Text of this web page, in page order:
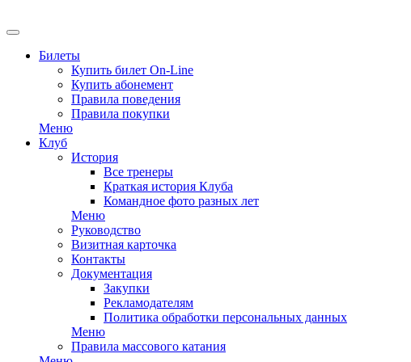
Билеты
Купить билет On-Line
Купить абонемент
Правила поведения
Правила покупки
Меню
Клуб
История
Все тренеры
Краткая история Клуба
Командное фото разных лет
Меню
Руководство
Визитная карточка
Контакты
Документация
Закупки
Рекламодателям
Политика обработки персональных данных
Меню
Правила массового катания